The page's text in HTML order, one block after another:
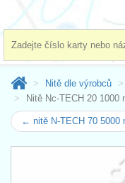
Nitě dle výrobců
Nitě Nc-TECH 20 1000
← nitě N-TECH 70 5000